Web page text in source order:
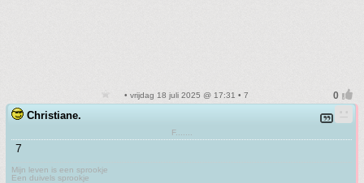
• vrijdag 18 juli 2025 @ 17:31 • 7
Christiane.
F.......
7
Mijn leven is een sprookje
Een duivels sprookje